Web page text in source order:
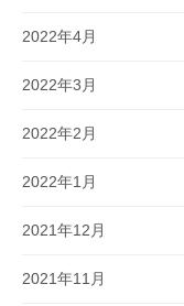
2022年4月
2022年3月
2022年2月
2022年1月
2021年12月
2021年11月